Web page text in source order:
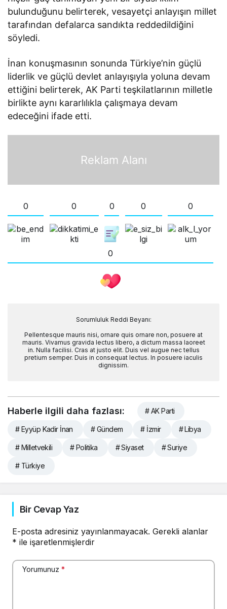
bulunduğunu belirterek, vesayetçi anlayışın millet
tarafından defalarca sandıkta reddedildiğini
söyledi.
İnan konuşmasının sonunda Türkiye’nin güçlü
liderlik ve güçlü devlet anlayışıyla yoluna devam
ettiğini belirterek, AK Parti teşkilatlarının milletle
birlikte aynı kararlılıkla çalışmaya devam
edeceğini ifade etti.
Reklam Alanı
0 0 0 0 0
0
Sorumluluk Reddi Beyanı:
Pellentesque mauris nisi, ornare quis ornare non, posuere at
mauris. Vivamus gravida lectus libero, a dictum massa laoreet
in. Nulla facilisi. Cras at justo elit. Duis vel augue nec tellus
pretium semper. Duis in consequat lectus. In posuere iaculis
dignissim.
Haberle ilgili daha fazlası: # AK Parti
# Eyyüp Kadir İnan # Gündem # İzmir # Libya
# Milletvekili # Politika # Siyaset # Suriye
# Türkiye
Bir Cevap Yaz
E-posta adresiniz yayınlanmayacak. Gerekli alanlar
* ile işaretlenmişlerdir
Yorumunuz *